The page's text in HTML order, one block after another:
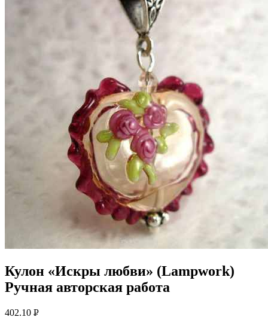
Кулон «Искры любви» (Lampwork)
Ручная авторская работа
402.10 Р